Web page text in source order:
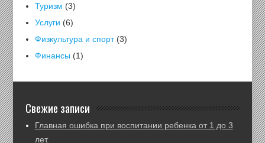
Туризм (3)
Услуги (6)
Физкультура и спорт(3)
Финансы (1)
Свежие записи
Главная ошибка при воспитании ребенка от 1 до 3
лет.